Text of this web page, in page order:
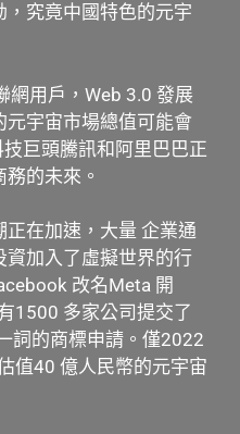
究竟中國特色的元宇
網用戶，Web 3.0 發展
宇宙市場總值可能會
巨頭騰訊和阿里巴巴正
的未來。
在加速，大量 企業通
加入了虛擬世界的行
改名Meta 開
1500 多家公司提交了
詞的商標申請。僅2022
值40 億人民幣的元宇宙